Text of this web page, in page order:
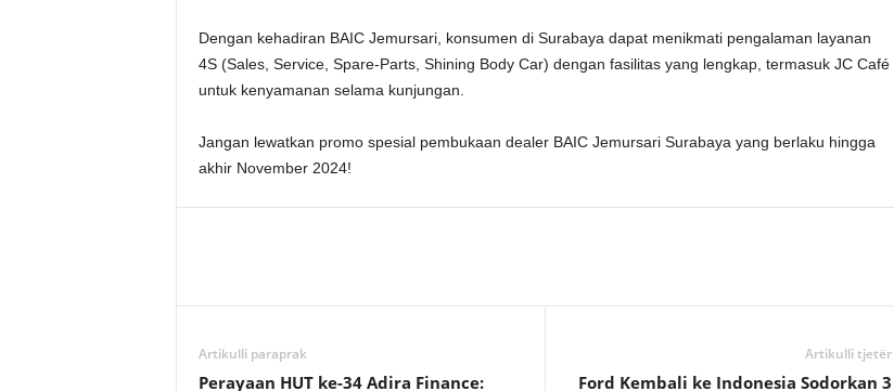
Dengan kehadiran BAIC Jemursari, konsumen di Surabaya dapat menikmati pengalaman layanan
4S (Sales, Service, Spare-Parts, Shining Body Car) dengan fasilitas yang lengkap, termasuk JC Café
untuk kenyamanan selama kunjungan.
Jangan lewatkan promo spesial pembukaan dealer BAIC Jemursari Surabaya yang berlaku hingga
akhir November 2024!
Artikulli paraprak
Perayaan HUT ke-34 Adira Finance:
Artikulli tjetër
Ford Kembali ke Indonesia Sodorkan 3